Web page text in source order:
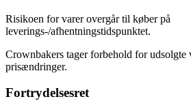
Risikoen for varer overgår til køber på
leverings-/afhentningstidspunktet.
Crownbakers tager forbehold for udsolgte
prisændringer.
Fortrydelsesret